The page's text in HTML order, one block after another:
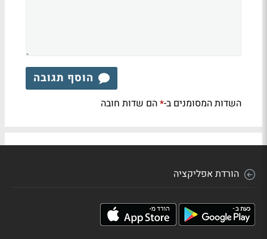
הוסף תגובה
השדות המסומנים ב-*הם שדות חובה
הורדת אפליקציה